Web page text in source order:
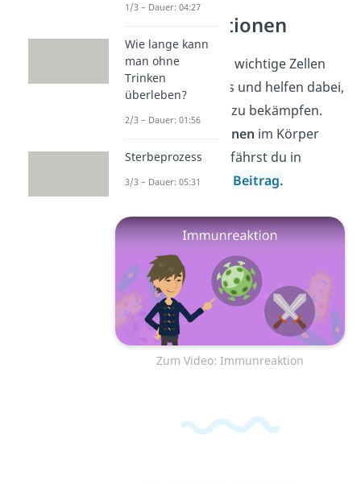
Immunreaktionen
Makrophagen sind wichtige Zellen
des Immunsystems und helfen dabei,
Krankheitserreger zu bekämpfen.
Immunreaktionen im Körper
genau ablaufen, erfährst du in
unserem nächsten Beitrag.
Zum Video: Immunreaktion
1/3 – Dauer: 04:27
Wie lange kann
man ohne
Trinken
überleben?
2/3 – Dauer: 01:56
Sterbeprozess
3/3 – Dauer: 05:31